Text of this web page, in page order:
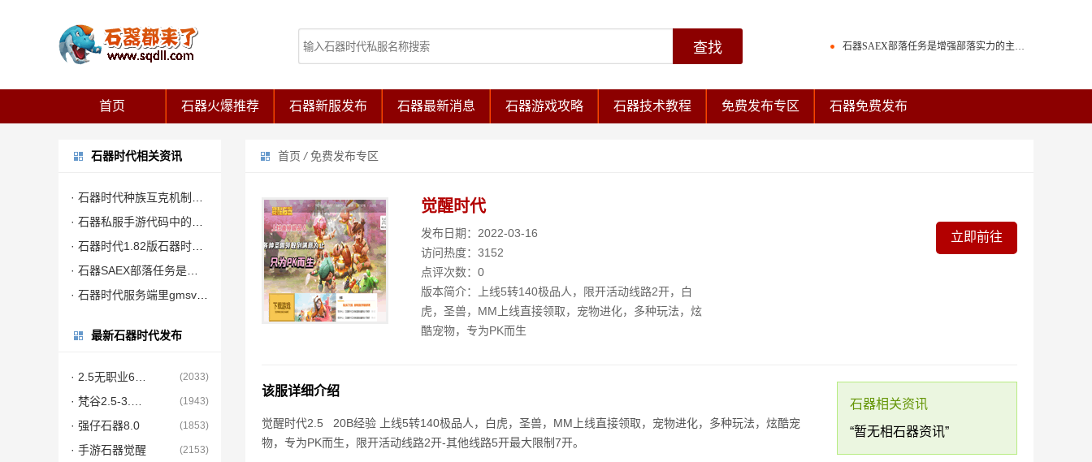
石器SAEX部落任务是增强部落实力的主要渠道
石器时代300分换普金图腾还是熬金神？
石器时代复刻版多套配点“灵活变通”
首页 石器火爆推荐 石器新服发布 石器最新消息 石器游戏攻略 石器技术教程 免费发布专区 石器免费发布
首页 / 免费发布专区
觉醒时代
发布日期：2022-03-16
访问热度：3152
点评次数：0
版本简介：上线5转140极品人，限开活动线路2开，白
虎，圣兽，MM上线直接领取，宠物进化，多种玩法，炫
酷宠物，专为PK而生
立即前往
该服详细介绍
觉醒时代2.5 20B经验 上线5转140极品人，白虎，圣兽，MM上线直接领取，宠物进化，多种玩法，炫酷宠
物，专为PK而生，限开活动线路2开-其他线路5开最大限制7开。
石器相关资讯
“暂无相石器资讯”
石器时代相关资讯
最新石器时代发布
(2033)
(1943)
· 强仔石器8.0 (1853)
· 手游石器觉醒 (2153)